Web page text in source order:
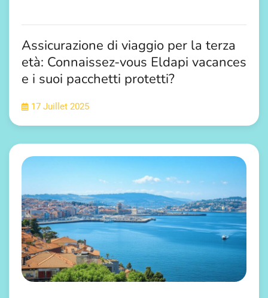
Assicurazione di viaggio per la terza
età: Connaissez-vous Eldapi vacances
e i suoi pacchetti protetti?
17 Juillet 2025